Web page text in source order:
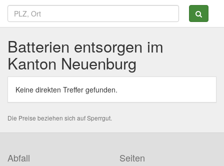
Batterien entsorgen im
Kanton Neuenburg
Keine direkten Treffer gefunden.
Die Preise beziehen sich auf Sperrgut.
Abfall Seiten